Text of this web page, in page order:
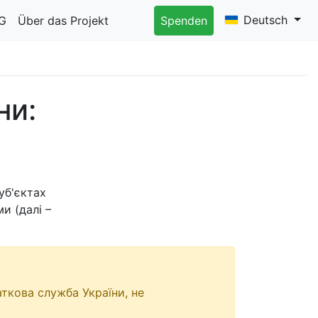
Über das Projekt Spenden Deutsch
(далі –
служба України, не